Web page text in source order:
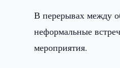
В перерывах между
неформальные
мероприятия.